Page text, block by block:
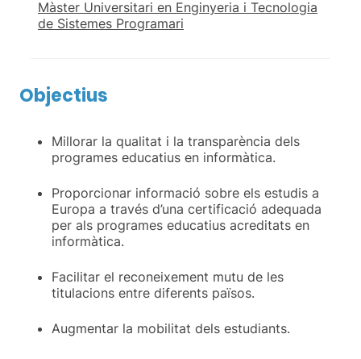
Màster Universitari en Enginyeria i Tecnologia
de Sistemes Programari
Objectius
Millorar la qualitat i la transparència dels
programes educatius en informàtica.
Proporcionar informació sobre els estudis a
Europa a través d’una certificació adequada
per als programes educatius acreditats en
informàtica.
Facilitar el reconeixement mutu de les
titulacions entre diferents països.
Augmentar la mobilitat dels estudiants.